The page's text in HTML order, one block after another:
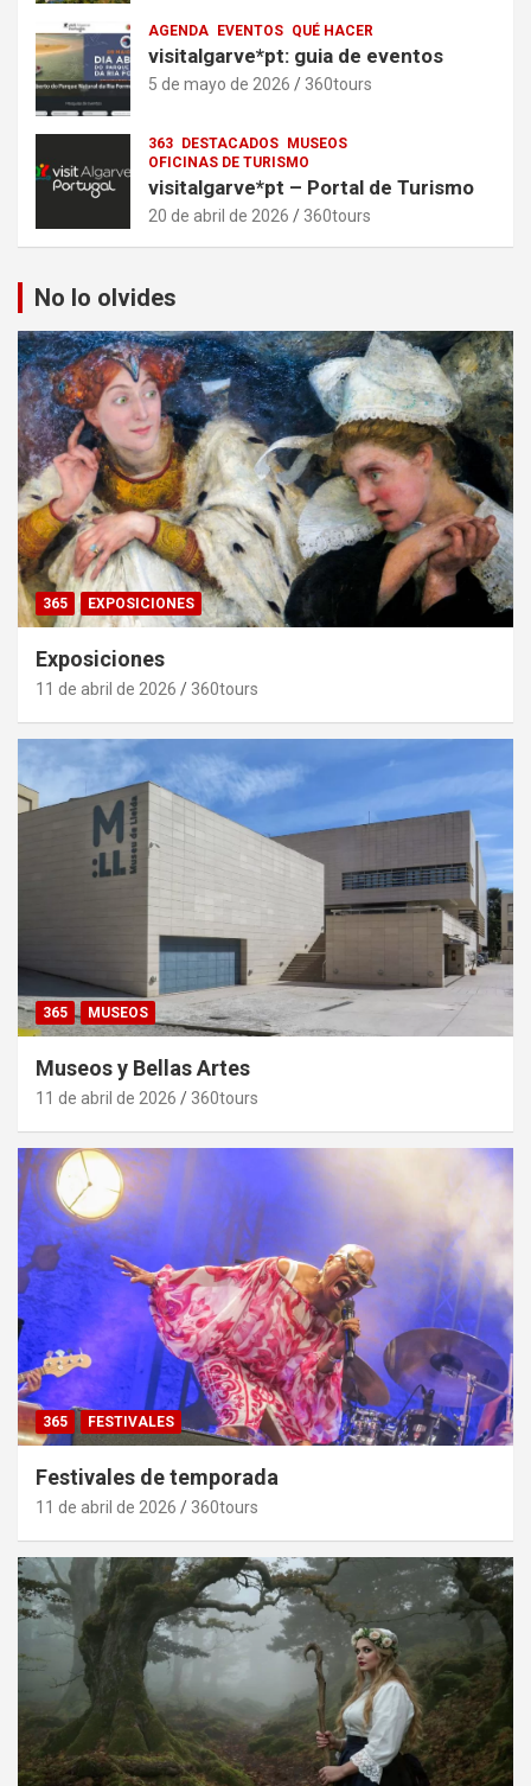
AGENDA EVENTOS QUÉ HACER
visitalgarve*pt: guia de eventos
5 de mayo de 2026 360tours
363 DESTACADOS MUSEOS
OFICINAS DE TURISMO
visitalgarve*pt – Portal de Turismo
20 de abril de 2026 360tours
No lo olvides
365 EXPOSICIONES
Exposiciones
11 de abril de 2026 360tours
365 MUSEOS
Museos y Bellas Artes
11 de abril de 2026 360tours
365 FESTIVALES
Festivales de temporada
11 de abril de 2026 360tours